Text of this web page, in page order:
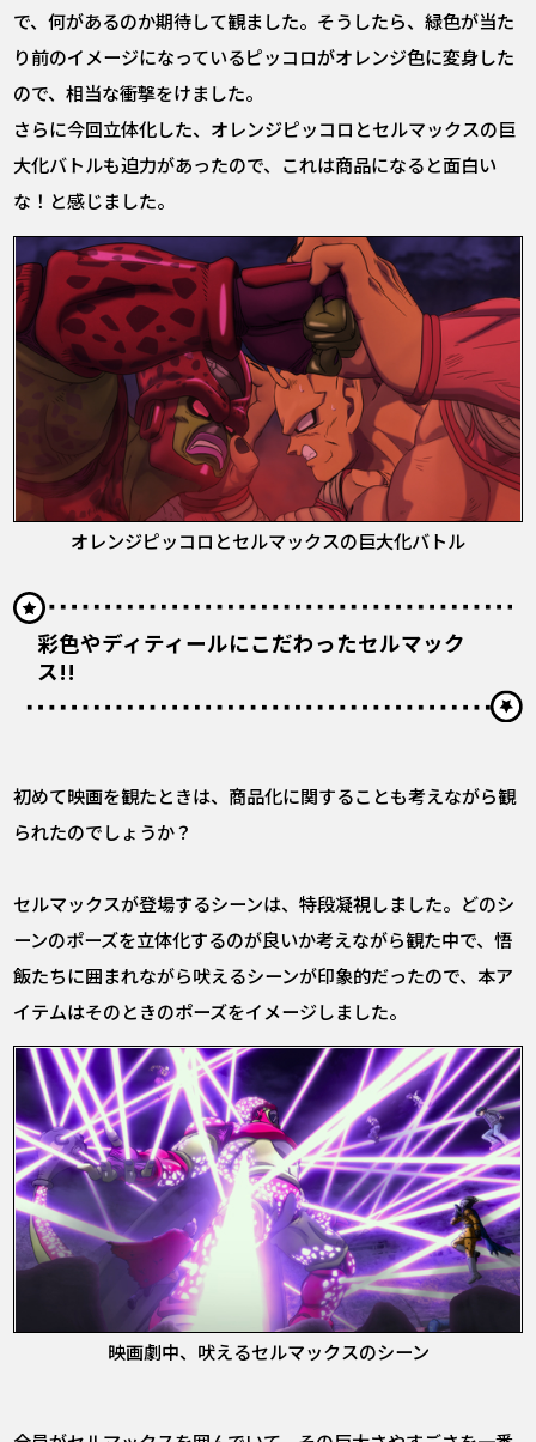
で、何があるのか期待して観ました。そうしたら、緑色が当た
り前のイメージになっているピッコロがオレンジ色に変身した
ので、相当な衝撃をけました。
さらに今回立体化した、オレンジピッコロとセルマックスの巨
大化バトルも迫力があったので、これは商品になると面白い
な！と感じました。
オレンジピッコロとセルマックスの巨大化バトル
彩色やディティールにこだわったセルマック
ス!!
――初めて映画を観たときは、商品化に関することも考えながら観
られたのでしょうか？
セルマックスが登場するシーンは、特段凝視しました。どのシ
ーンのポーズを立体化するのが良いか考えながら観た中で、悟
飯たちに囲まれながら吠えるシーンが印象的だったので、本ア
イテムはそのときのポーズをイメージしました。
映画劇中、吠えるセルマックスのシーン